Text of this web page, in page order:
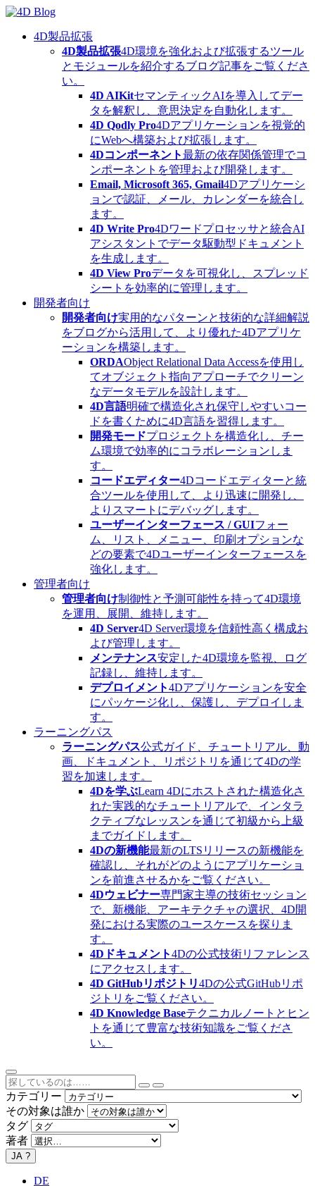
Skip
content4D製品拡張
4D製品拡張4D環境を強化および拡張するツール
とモジュールを紹介するブログ記事をご覧くださ
い。
4D AIKitセマンティックAIを導入してデー
タを解釈し、意思決定を自動化します。
4D Qodly Pro4Dアプリケーションを視覚的
にWebへ構築および拡張します。
4Dコンポーネント最新の依存関係管理でコ
ンポーネントを管理および開発します。
Email, Microsoft 365, Gmail4Dアプリケーシ
ョンで認証、メール、カレンダーを統合し
ます。
4D Write Pro4Dワードプロセッサと統合AI
アシスタントでデータ駆動型ドキュメント
を生成します。
4D View Proデータを可視化し、スプレッド
シートを効率的に管理します。
開発者向け
開発者向け実用的なパターンと技術的な詳細解説
をブログから活用して、より優れた4Dアプリケ
ーションを構築します。
ORDAObject Relational Data Accessを使用し
てオブジェクト指向アプローチでクリーン
なデータモデルを設計します。
4D言語明確で構造化され保守しやすいコー
ドを書くために4D言語を習得します。
開発モードプロジェクトを構造化し、チー
ム環境で効率的にコラボレーションしま
す。
コードエディター4Dコードエディターと統
合ツールを使用して、より迅速に開発し、
よりスマートにデバッグします。
ユーザーインターフェース / GUIフォー
ム、リスト、メニュー、印刷オプションな
どの要素で4Dユーザーインターフェースを
強化します。
管理者向け
管理者向け制御性と予測可能性を持って4D環境
を運用、展開、維持します。
4D Server4D Server環境を信頼性高く構成お
よび管理します。
メンテナンス安定した4D環境を監視、ログ
記録し、維持します。
デプロイメント4Dアプリケーションを安全
にパッケージ化し、保護し、デプロイしま
す。
ラーニングパス
ラーニングパス公式ガイド、チュートリアル、動
画、ドキュメント、リポジトリを通じて4Dの学
習を加速します。
4Dを学ぶLearn 4Dにホストされた構造化さ
れた実践的なチュートリアルで、インタラ
クティブなレッスンを通じて初級から上級
までガイドします。
4Dの新機能最新のLTSリリースの新機能を
確認し、それがどのようにアプリケーショ
ンを前進させるかをご覧ください。
4Dウェビナー専門家主導の技術セッション
で、新機能、アーキテクチャの選択、4D開
発における実際のユースケースを探りま
す。
4Dドキュメント4Dの公式技術リファレンス
にアクセスします。
4D GitHubリポジトリ4Dの公式GitHubリポ
ジトリをご覧ください。
4D Knowledge Baseテクニカルノートとヒン
トを通じて豊富な技術知識をご覧くださ
い。
カテゴリー
その対象は誰か
タグ
著者
JA ?
DE